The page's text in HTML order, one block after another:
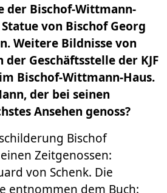
der Bischof-Wittmann-
von Bischof Georg
Weitere Bildnisse von
Geschäftsstelle der KJF
Bischof-Wittmann-Haus.
der bei seinen
Ansehen genoss?
Bischof
Zeitgenossen:
von Schenk. Die
entnommen dem Buch: